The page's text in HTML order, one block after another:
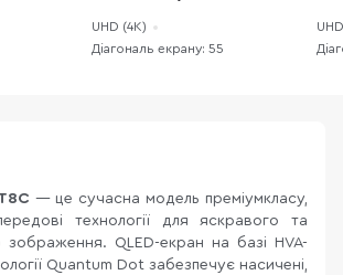
UHD (4K)
Діагональ екрану: 55
— це сучасна модель преміумкласу,
технології для яскравого та
зображення. QLED-екран на базі HVA-
Quantum Dot забезпечує насичені,